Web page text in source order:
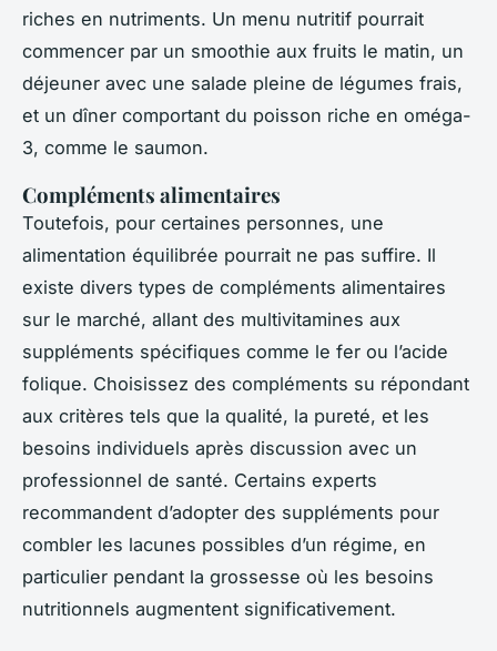
riches en nutriments. Un menu nutritif pourrait
commencer par un smoothie aux fruits le matin, un
déjeuner avec une salade pleine de légumes frais,
et un dîner comportant du poisson riche en oméga-
3, comme le saumon.
Compléments alimentaires
Toutefois, pour certaines personnes, une
alimentation équilibrée pourrait ne pas suffire. Il
existe divers types de compléments alimentaires
sur le marché, allant des multivitamines aux
suppléments spécifiques comme le fer ou l’acide
folique. Choisissez des compléments su répondant
aux critères tels que la qualité, la pureté, et les
besoins individuels après discussion avec un
professionnel de santé. Certains experts
recommandent d’adopter des suppléments pour
combler les lacunes possibles d’un régime, en
particulier pendant la grossesse où les besoins
nutritionnels augmentent significativement.